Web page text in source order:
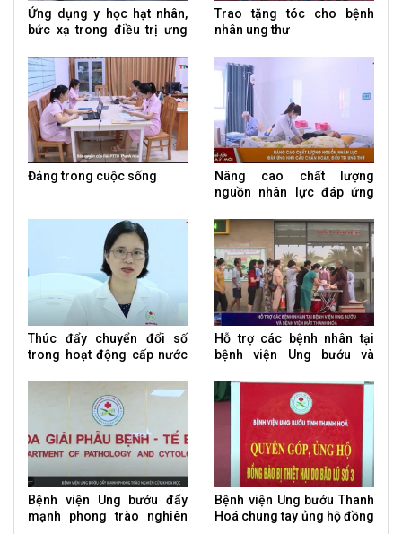
Ứng dụng y học hạt nhân,
bức xạ trong điều trị ưng
Trao tặng tóc cho bệnh
nhân ung thư
Đảng trong cuộc sống
Nâng cao chất lượng
nguồn nhân lực đáp ứng
ung thư
Thúc đẩy chuyển đổi số
trong hoạt động cấp nước
Hỗ trợ các bệnh nhân tại
bệnh viện Ung bướu và
Bệnh viện Ung bướu đẩy
mạnh phong trào nghiên
Bệnh viện Ung bướu Thanh
Hoá chung tay ủng hộ đồng